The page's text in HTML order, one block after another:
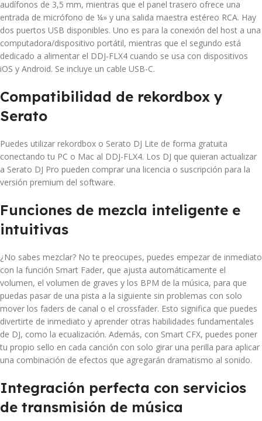
audífonos de 3,5 mm, mientras que el panel trasero ofrece una
entrada de micrófono de ¼» y una salida maestra estéreo RCA. Hay
dos puertos USB disponibles. Uno es para la conexión del host a una
computadora/dispositivo portátil, mientras que el segundo está
dedicado a alimentar el DDJ-FLX4 cuando se usa con dispositivos
iOS y Android. Se incluye un cable USB-C.
Compatibilidad de rekordbox y
Serato
Puedes utilizar rekordbox o Serato DJ Lite de forma gratuita
conectando tu PC o Mac al DDJ-FLX4. Los DJ que quieran actualizar
a Serato DJ Pro pueden comprar una licencia o suscripción para la
versión premium del software.
Funciones de mezcla inteligente e
intuitivas
¿No sabes mezclar? No te preocupes, puedes empezar de inmediato
con la función Smart Fader, que ajusta automáticamente el
volumen, el volumen de graves y los BPM de la música, para que
puedas pasar de una pista a la siguiente sin problemas con solo
mover los faders de canal o el crossfader. Esto significa que puedes
divertirte de inmediato y aprender otras habilidades fundamentales
de DJ, como la ecualización. Además, con Smart CFX, puedes poner
tu propio sello en cada canción con solo girar una perilla para aplicar
una combinación de efectos que agregarán dramatismo al sonido.
Integración perfecta con servicios
de transmisión de música